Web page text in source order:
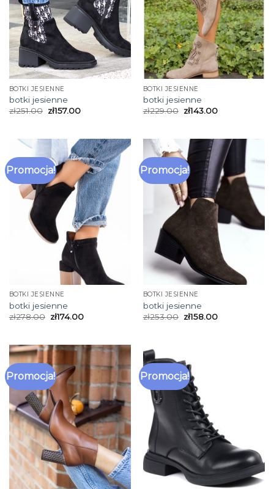
BOTKI JESIENNE
botki jesienne
zł251.00 zł157.00
BOTKI JESIENNE
botki jesienne
zł229.00 zł143.00
Promocja!
BOTKI JESIENNE
botki jesienne
zł278.00 zł174.00
Promocja!
BOTKI JESIENNE
botki jesienne
zł253.00 zł158.00
Promocja! Promocja!